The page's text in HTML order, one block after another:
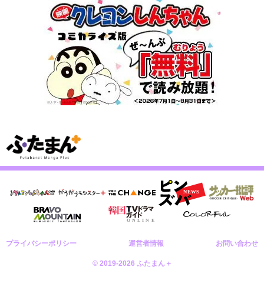
プライバシーポリシー 運営者情報 お問い合わせ
© 2019-2026 ふたまん＋